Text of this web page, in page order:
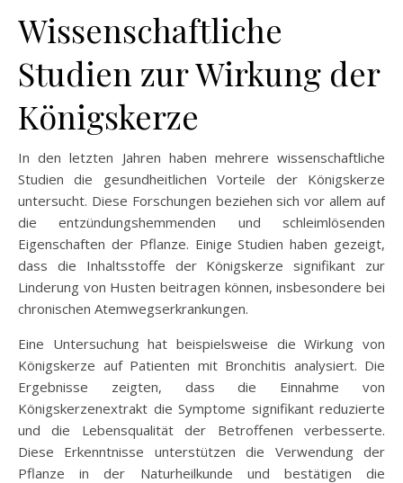
Wissenschaftliche
Studien zur Wirkung der
Königskerze
In den letzten Jahren haben mehrere wissenschaftliche
Studien die gesundheitlichen Vorteile der Königskerze
untersucht. Diese Forschungen beziehen sich vor allem auf
die entzündungshemmenden und schleimlösenden
Eigenschaften der Pflanze. Einige Studien haben gezeigt,
dass die Inhaltsstoffe der Königskerze signifikant zur
Linderung von Husten beitragen können, insbesondere bei
chronischen Atemwegserkrankungen.
Eine Untersuchung hat beispielsweise die Wirkung von
Königskerze auf Patienten mit Bronchitis analysiert. Die
Ergebnisse zeigten, dass die Einnahme von
Königskerzenextrakt die Symptome signifikant reduzierte
und die Lebensqualität der Betroffenen verbesserte.
Diese Erkenntnisse unterstützen die Verwendung der
Pflanze in der Naturheilkunde und bestätigen die